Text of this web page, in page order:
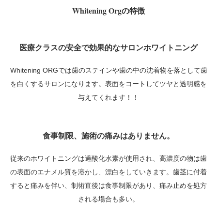
Whitening Orgの特徴
医療クラスの安全で効果的なサロンホワイトニング
Whitening ORGでは歯のステインや歯の中の沈着物を落として歯
を白くするサロンになります。 表面をコートしてツヤと透明感を
与えてくれます！！
食事制限、施術の痛みはありません。
従来のホワイトニングは過酸化水素が使用され、高濃度の物は歯
の表面のエナメル質を溶かし、漂白をしていきます。 歯茎に付着
すると痛みを伴い、制術直後は食事制限があり、痛み止めを処方
される場合も多い。